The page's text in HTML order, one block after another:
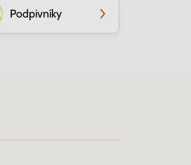
Podpivníky